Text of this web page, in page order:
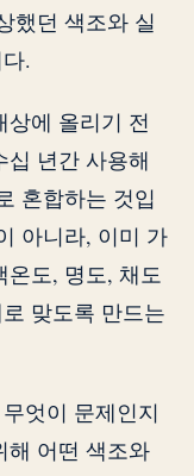
했던 색조와 실
.
상에 올리기 전
십 년간 사용해
혼합하는 것입
아니라, 이미 가
온도, 명도, 채도
맞도록 만드는
엇이 문제인지
해 어떤 색조와